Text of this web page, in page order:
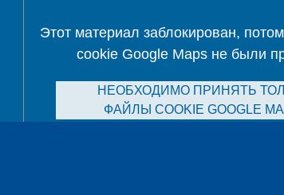
Этот материал заблокирован,
cookie Google Maps не были
НЕОБХОДИМО ПРИНЯТЬ
ФАЙЛЫ COOKIE GOOGLE